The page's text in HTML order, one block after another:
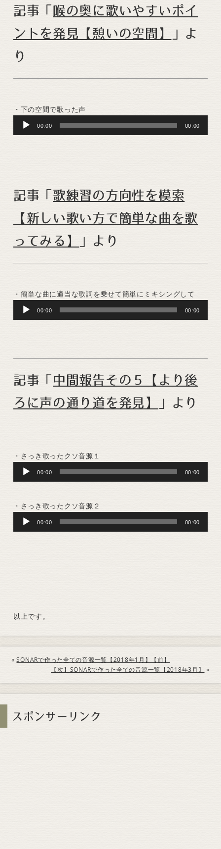
記事「
喉の奥に歌いやすいポイ
ントを発見【憩いの空間】
」よ
り
・下の空間で歌った声
Audio
Player
00:00 00:00
記事「 歌練習の方向性を模索
【新しい歌い方で簡単な曲を歌
ってみる】
」より
・簡単な曲に適当な歌詞を乗せて簡単にミキシングして
Audio
Player
00:00 00:00
記事「 中間報告その５【より後
ろに声の通り道を発見】
」より
・さっき歌ったクソ音源１
Audio
Player
00:00 00:00
・さっき歌ったクソ音源２
Audio
Player
00:00 00:00
以上です。
«SONARで作った全ての音源一覧【2018年1月】【前】
【次】SONARで作った全ての音源一覧【2018年3月】
»
スポンサーリンク